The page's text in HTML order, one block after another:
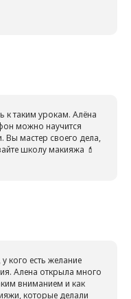
этот волшебный
отведением взгляда от
и большая
и сердечной
к таким урокам. Алёна
можно научится
Вы мастер своего дела,
школу макияжа 💄
кого есть желание
Алена открыла много
вниманием и как
которые делали